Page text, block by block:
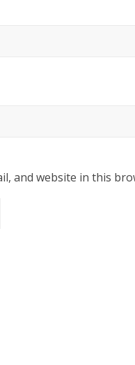
and website in this